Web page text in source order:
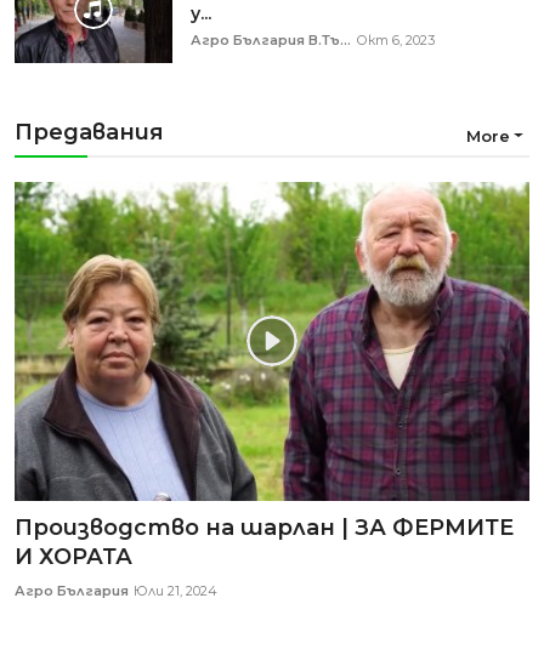
у...
Агро България В.Тъ... Окт 6, 2023
Предавания More
Производство на шарлан | ЗА ФЕРМИТЕ
И ХОРАТА
Агро България Юли 21, 2024